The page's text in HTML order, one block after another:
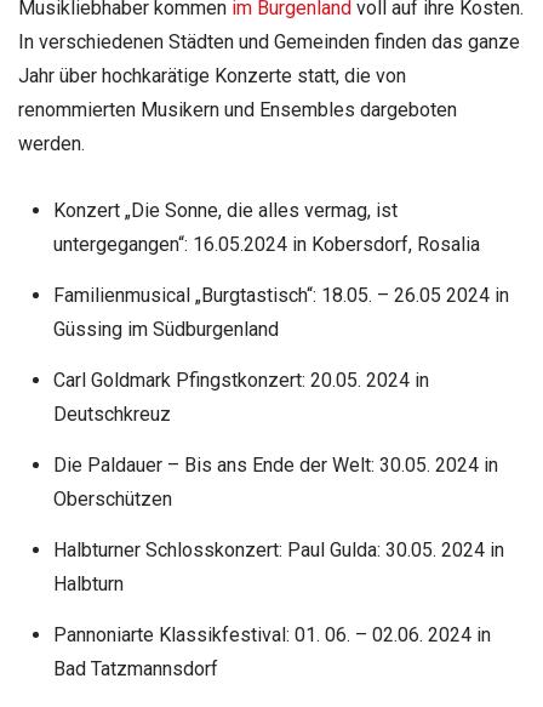
Musikliebhaber kommen im Burgenland voll auf ihre Kosten.
In verschiedenen Städten und Gemeinden finden das ganze
Jahr über hochkarätige Konzerte statt, die von
renommierten Musikern und Ensembles dargeboten
werden.
Konzert „Die Sonne, die alles vermag, ist
untergegangen“: 16.05.2024 in Kobersdorf, Rosalia
Familienmusical „Burgtastisch“: 18.05. – 26.05 2024 in
Güssing im Südburgenland
Carl Goldmark Pfingstkonzert: 20.05. 2024 in
Deutschkreuz
Die Paldauer – Bis ans Ende der Welt: 30.05. 2024 in
Oberschützen
Halbturner Schlosskonzert: Paul Gulda: 30.05. 2024 in
Halbturn
Pannoniarte Klassikfestival: 01. 06. – 02.06. 2024 in
Bad Tatzmannsdorf